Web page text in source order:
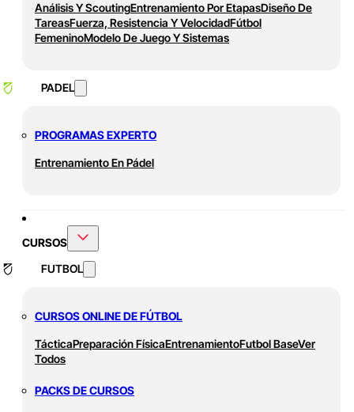
Análisis Y ScoutingEntrenamiento Por EtapasDiseño De
TareasFuerza, Resistencia Y VelocidadFútbol
FemeninoModelo De Juego Y Sistemas
PADEL
PROGRAMAS EXPERTO
Entrenamiento En Pádel
CURSOS
FUTBOL
CURSOS ONLINE DE FÚTBOL
TácticaPreparación FísicaEntrenamientoFutbol BaseVer
Todos
PACKS DE CURSOS